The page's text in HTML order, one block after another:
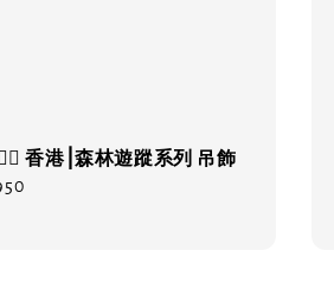
香港⎮森林遊蹤系列 吊飾